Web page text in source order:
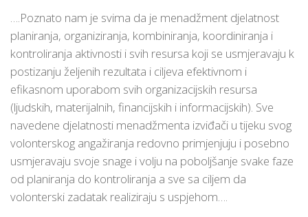
….Poznato nam je svima da je menadžment djelatnost
planiranja, organiziranja, kombiniranja, koordiniranja i
kontroliranja aktivnosti i svih resursa koji se usmjeravaju k
postizanju željenih rezultata i ciljeva efektivnom i
efikasnom uporabom svih organizacijskih resursa
(ljudskih, materijalnih, financijskih i informacijskih). Sve
navedene djelatnosti menadžmenta izviđači u tijeku svog
volonterskog angažiranja redovno primjenjuju i posebno
usmjeravaju svoje snage i volju na poboljšanje svake faze
od planiranja do kontroliranja a sve sa ciljem da
volonterski zadatak realiziraju s uspjehom….